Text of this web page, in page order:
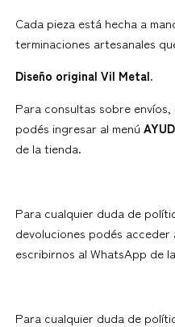
Cada pieza está hecha a
terminaciones artesanales
Diseño original Vil Metal.
Para consultas sobre
podés ingresar al menú
de la tienda.
Para cualquier duda de
devoluciones podés acceder
escribirnos al WhatsApp de
Para cualquier duda de